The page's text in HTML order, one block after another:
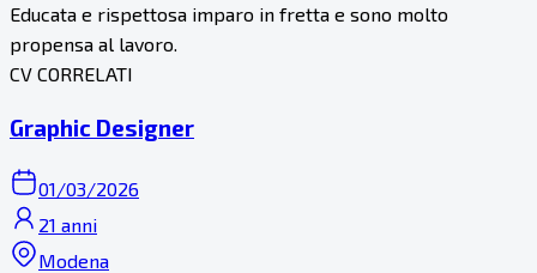
Educata e rispettosa imparo in fretta e sono molto
propensa al lavoro.
CV CORRELATI
Graphic Designer
01/03/2026
21 anni
Modena